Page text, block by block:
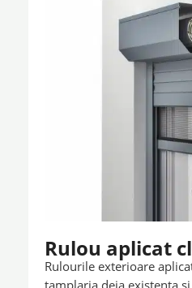
Rulou aplicat
Rulourile exterioare
tamplaria deja existenta